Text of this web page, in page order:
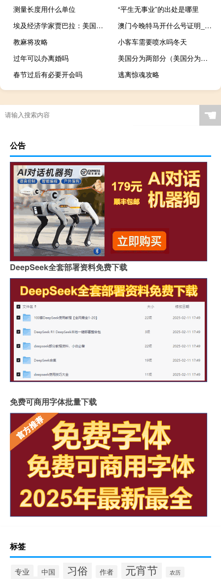
测量长度用什么单位
“平生无事业”的出处是哪里
埃及经济学家贾巴拉：美国货币政策加重世界经济创伤
澳门今晚特马开什么号证明_智能AI深度解析_百度大脑版A12.26.89
教麻将攻略
小客车需要喷水吗冬天
过年可以办离婚吗
美国分为两部分（美国分为两部分）
春节过后有必要开会吗
逃离惊魂攻略
☚
公告
DeepSeek全套部署资料免费下载
免费可商用字体批量下载
标签
专业 中国 习俗 作者 元宵节 农历